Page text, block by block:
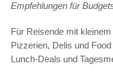
Empfehlungen für
Für Reisende mit
Pizzerien, Delis und
Lunch-Deals und